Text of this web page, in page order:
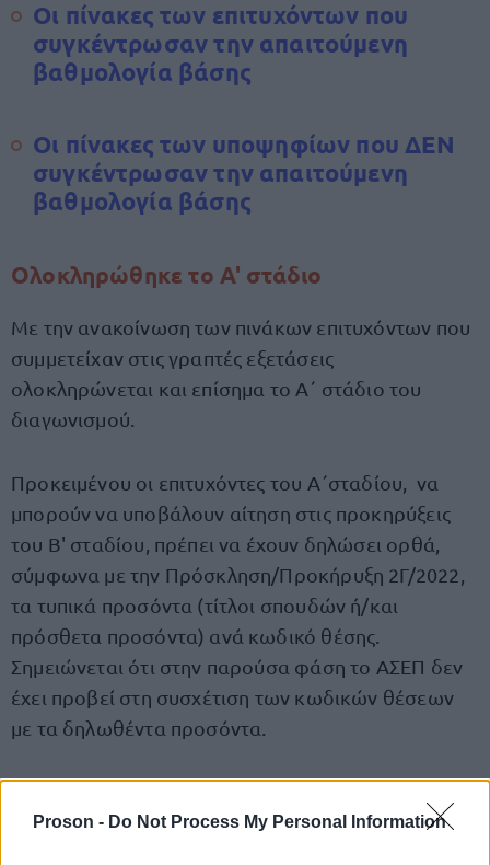
Proson - Do Not Process My Personal Information
Οι πίνακες των επιτυχόντων που
συγκέντρωσαν την απαιτούμενη
βαθμολογία βάσης
Οι πίνακες των υποψηφίων που ΔΕΝ
συγκέντρωσαν την απαιτούμενη
βαθμολογία βάσης
Ολοκληρώθηκε το Α' στάδιο
Με την ανακοίνωση των πινάκων επιτυχόντων που
συμμετείχαν στις γραπτές εξετάσεις
ολοκληρώνεται και επίσημα το Α΄ στάδιο του
διαγωνισμού.
Προκειμένου οι επιτυχόντες του Α΄σταδίου, να
μπορούν να υποβάλουν αίτηση στις προκηρύξεις
του Β' σταδίου, πρέπει να έχουν δηλώσει ορθά,
σύμφωνα με την Πρόσκληση/Προκήρυξη 2Γ/2022,
τα τυπικά προσόντα (τίτλοι σπουδών ή/και
πρόσθετα προσόντα) ανά κωδικό θέσης.
Σημειώνεται ότι στην παρούσα φάση το ΑΣΕΠ δεν
έχει προβεί στη συσχέτιση των κωδικών θέσεων
με τα δηλωθέντα προσόντα.